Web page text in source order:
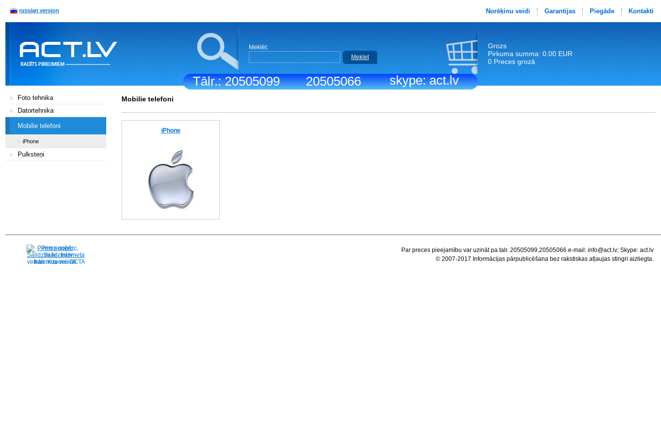
Tālr.: 20505099 20505066 skype: act.lv
russian version Norēķinu veidi Garantijas Piegāde Kontakti
Meklēt:
Meklet
Grozs
Pirkuma summa: 0.00 EUR
0 Preces grozā
Foto tehnika
Datortehnika
Mobilie telefoni
iPhone
Pulksteņi
Mobilie telefoni
iPhone
Pirms nopērc,
Salidzini.lv - Interneta
veikali, Kuponi, OCTA
Par preces pieejamību var uzināt pa talr. 20505099,20505066 e-mail: info@act.lv; Skype: act.lv
© 2007-2017 Informācijas pārpublicēšana bez rakstiskas atļaujas stingri aizliegta.